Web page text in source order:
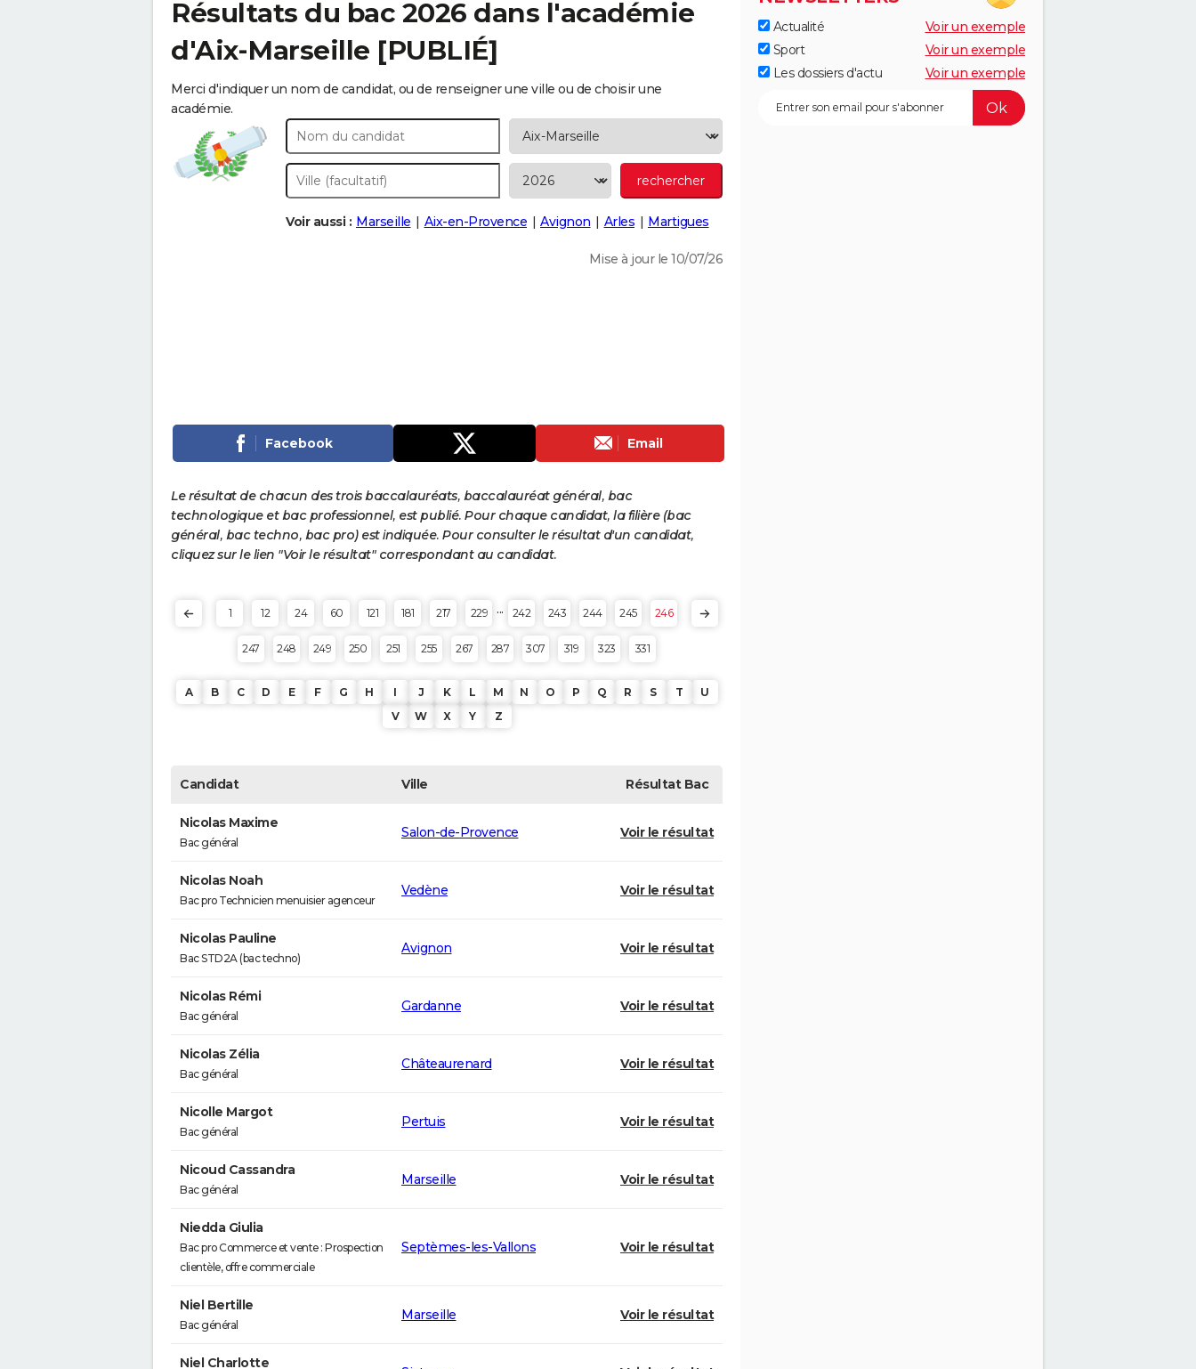
Résultats du bac 2026 dans l'académie
d'Aix-Marseille [PUBLIÉ]
Merci d'indiquer un nom de candidat, ou de renseigner une ville ou de choisir une
académie.
Voir aussi : Marseille Aix-en-Provence Avignon Arles Martigues
Mise à jour le 10/07/26
Facebook Email
Le résultat de chacun des trois baccalauréats, baccalauréat général, bac
technologique et bac professionnel, est publié. Pour chaque candidat, la filière (bac
général, bac techno, bac pro) est indiquée. Pour consulter le résultat d'un candidat,
cliquez sur le lien "Voir le résultat" correspondant au candidat.
1 12 24 60 121 181 217 229 ... 242 243 244 245 246
247 248 249 250 251 255 267 287 307 319 323 331
A B C D E F G H I J K L M N O P Q R S T
U
V
W X Y Z
Candidat Ville RésultatBac
Nicolas Maxime
Bac général
Salon-de-Provence Voir le résultat
Nicolas Noah
Bac pro Technicien menuisier agenceur
Vedène Voir le résultat
Nicolas Pauline
Bac STD2A (bac techno)
Avignon Voir le résultat
Nicolas Rémi
Bac général
Gardanne Voir le résultat
Nicolas Zélia
Bac général
Châteaurenard Voir le résultat
Nicolle Margot
Bac général
Pertuis Voir le résultat
Nicoud Cassandra
Bac général
Marseille Voir le résultat
Niedda Giulia
Bac pro Commerce et vente : Prospection
clientèle, offre commerciale
Septèmes-les-Vallons Voir le résultat
Niel Bertille
Bac général
Marseille Voir le résultat
Niel Charlotte
Actualité
Voir un exemple
Sport
Voir un exemple
Les dossiers d'actu
Voir un exemple